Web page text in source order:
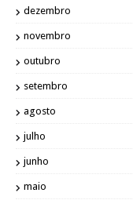
dezembro
novembro
outubro
setembro
agosto
julho
junho
maio